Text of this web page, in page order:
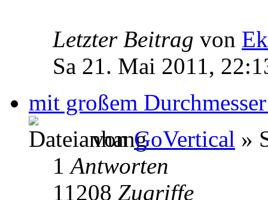
Letzter Beitrag von
Sa 21. Mai 2011,
mit großem
vonGoVertical »
1Antworten
11208 Zugriffe